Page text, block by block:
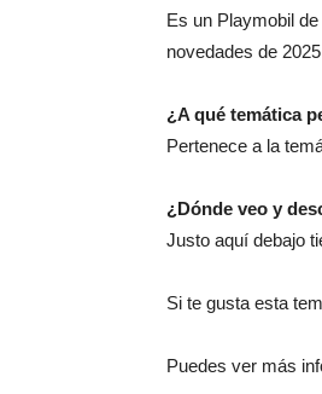
Es un Playmobil
novedades de
¿A qué temática
Pertenece a la
¿Dónde veo y
Justo aquí debajo
Si te gusta esta
Puedes ver más